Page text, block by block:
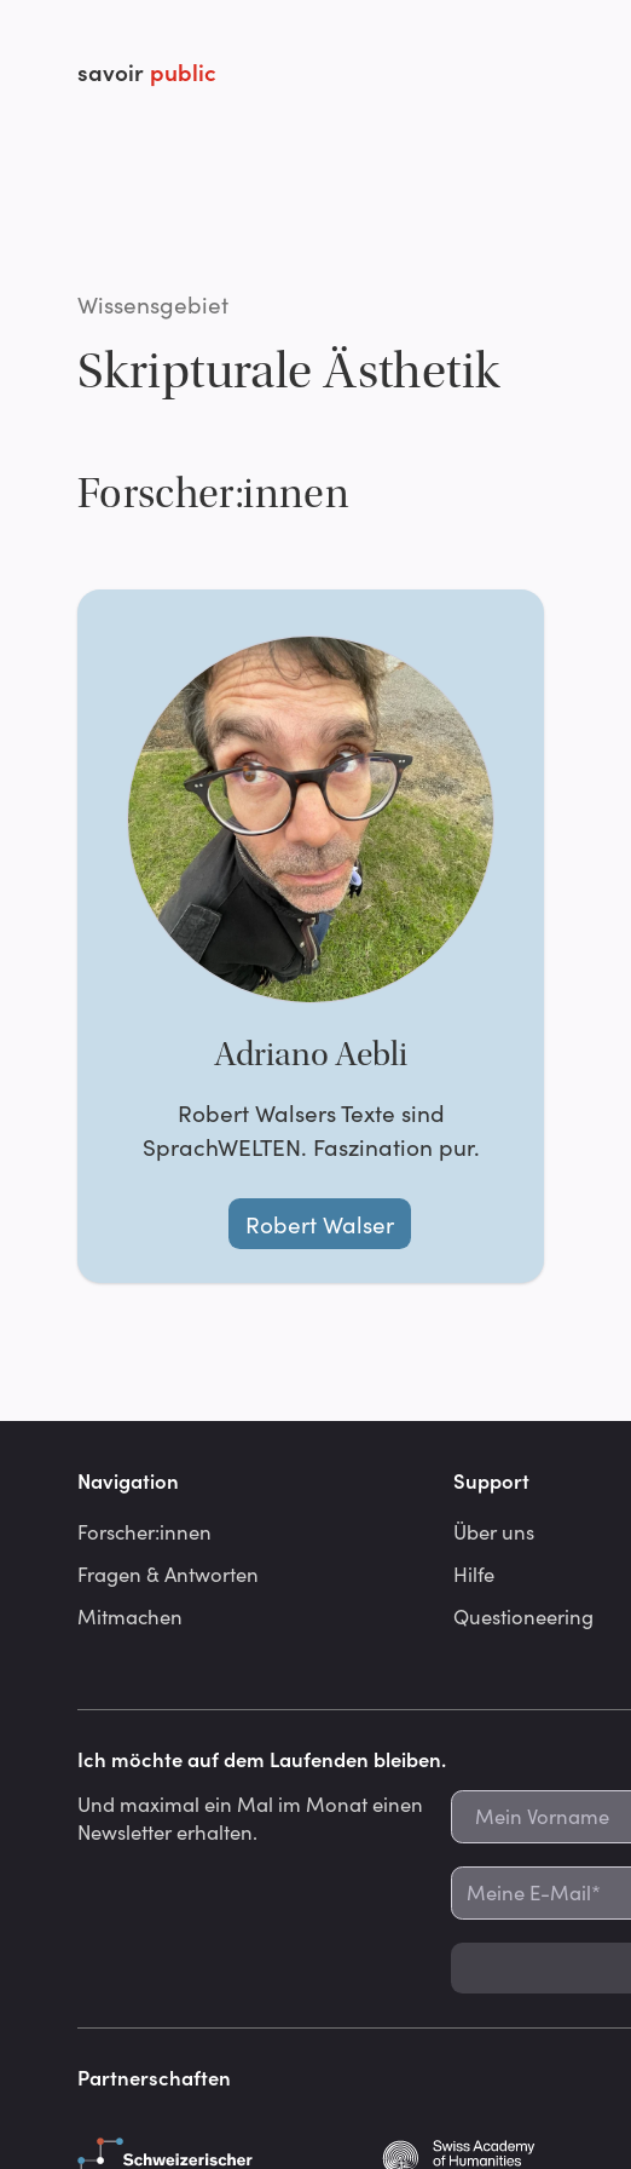
savoir public
Wissensgebiet
Skripturale Ästhetik
Forscher:innen
Adriano Aebli
Robert Walsers Texte sind
SprachWELTEN. Faszination pur.
Robert Walser
Navigation
Forscher:innen
Fragen & Antworten
Mitmachen
Support
Über uns
Hilfe
Questioneering
Ich möchte auf dem Laufenden bleiben.
Und maximal ein Mal im Monat einen
Newsletter erhalten.
Partnerschaften